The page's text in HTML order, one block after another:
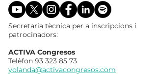
Secretaria tècnica per a inscripcions i
patrocinadors:
ACTIVA Congresos
Telèfon 93 323 85 73
yolanda@activacongresos.com